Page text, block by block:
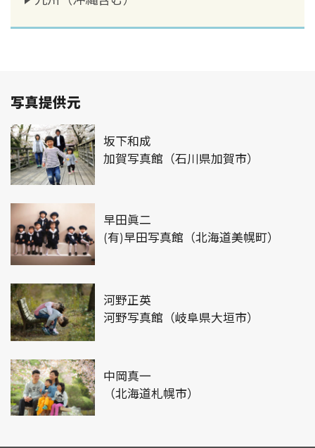
写真提供元
坂下和成
加賀写真館（石川県加賀市）
早田眞二
(有)早田写真館（北海道美幌町）
河野正英
河野写真館（岐阜県大垣市）
中岡真一
（北海道札幌市）